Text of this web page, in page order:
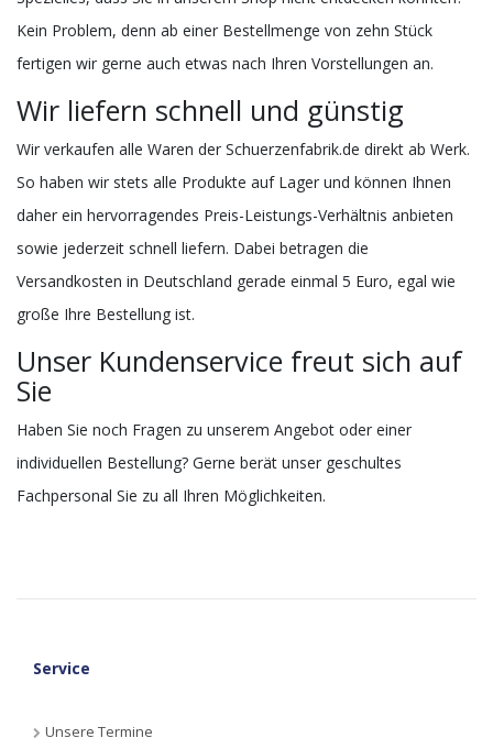
Kein Problem, denn ab einer Bestellmenge von zehn Stück
fertigen wir gerne auch etwas nach Ihren Vorstellungen an.
Wir liefern schnell und günstig
Wir verkaufen alle Waren der Schuerzenfabrik.de direkt ab Werk.
So haben wir stets alle Produkte auf Lager und können Ihnen
daher ein hervorragendes Preis-Leistungs-Verhältnis anbieten
sowie jederzeit schnell liefern. Dabei betragen die
Versandkosten in Deutschland gerade einmal 5 Euro, egal wie
große Ihre Bestellung ist.
Unser Kundenservice freut sich auf
Sie
Haben Sie noch Fragen zu unserem Angebot oder einer
individuellen Bestellung? Gerne berät unser geschultes
Fachpersonal Sie zu all Ihren Möglichkeiten.
Service
Unsere Termine